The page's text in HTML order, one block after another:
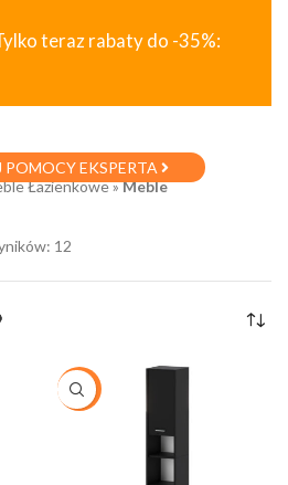
teraz rabaty do -35%:
POMOCY EKSPERTA
Łazienkowe»Meble
12
-32%